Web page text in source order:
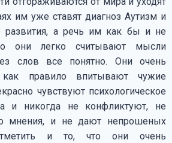
им уже ставят диагноз Аутизм и
развития, а речь им как бы и не
они легко считывают мысли
слов все понятно. Они очень
как правило впитывают чужие
чувствуют психологическое
и никогда не конфликтуют, не
мнения, и не дают непрошеных
и то, что они очень